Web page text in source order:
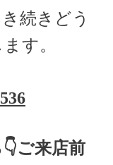
続きどう
す。
👇ご来店前